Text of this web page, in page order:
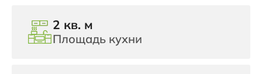
2 кв. м
Площадь кухни